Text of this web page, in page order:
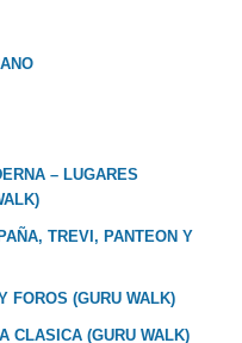
– LUGARES
TREVI, PANTEON Y
FOROS (GURU WALK)
CLASICA (GURU WALK)